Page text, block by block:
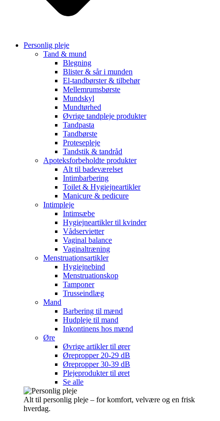
Personlig pleje
Tand & mund
Blegning
Blister & sår i munden
El-tandbørster & tilbehør
Mellemrumsbørste
Mundskyl
Mundtørhed
Øvrige tandpleje produkter
Tandpasta
Tandbørste
Protesepleje
Tandstik & tandråd
Apoteksforbeholdte produkter
Alt til badeværelset
Intimbarbering
Toilet & Hygiejneartikler
Manicure & pedicure
Intimpleje
Intimsæbe
Hygiejneartikler til kvinder
Vådservietter
Vaginal balance
Vaginaltræning
Menstruationsartikler
Hygiejnebind
Menstruationskop
Tamponer
Trusseindlæg
Mand
Barbering til mænd
Hudpleje til mand
Inkontinens hos mænd
Øre
Øvrige artikler til ører
Ørepropper 20-29 dB
Ørepropper 30-39 dB
Plejeprodukter til øret
Se alle
Alt til personlig pleje – for komfort, velvære og en frisk
hverdag.